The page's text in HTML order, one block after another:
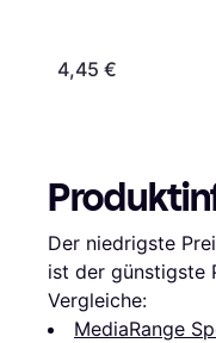
4,45 €
Der niedrigste
ist der günstigste
Vergleiche:
MediaRange